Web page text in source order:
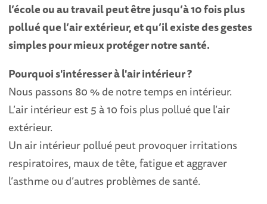
l’école ou au travail peut être jusqu’à 10 fois plus
pollué que l’air extérieur, et qu’il existe des gestes
simples pour mieux protéger notre santé.
Pourquoi s'intéresser à l'air intérieur ?
Nous passons 80 % de notre temps en intérieur.
L’air intérieur est 5 à 10 fois plus pollué que l’air
extérieur.
Un air intérieur pollué peut provoquer irritations
respiratoires, maux de tête, fatigue et aggraver
l’asthme ou d’autres problèmes de santé.